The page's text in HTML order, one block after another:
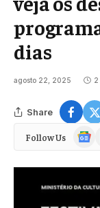
dias
agosto 22, 2025 2
Share
Follow Us
News